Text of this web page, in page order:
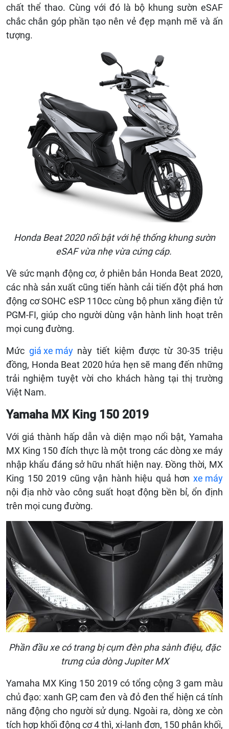
chất thể thao. Cùng với đó là bộ khung sườn eSAF
chắc chắn góp phần tạo nên vẻ đẹp mạnh mẽ và ấn
tượng.
Honda Beat 2020 nổi bật với hệ thống khung sườn
eSAF vừa nhẹ vừa cứng cáp.
Về sức mạnh động cơ, ở phiên bản Honda Beat 2020,
các nhà sản xuất cũng tiến hành cải tiến đột phá hơn
động cơSOHC eSP 110cc cùng bộ phun xăng điện tử
PGM-FI, giúp cho người dùng vận hành linh hoạt trên
mọi cung đường.
Mức giá xe máynày tiết kiệm được từ 30-35 triệu
đồng, Honda Beat 2020 hứa hẹn sẽ mang đến những
trải nghiệm tuyệt vời cho khách hàng tại thị trường
Việt Nam.
Yamaha MX King 150 2019
Với giá thành hấp dẫn và diện mạo nổi bật, Yamaha
MX King 150 đích thực là một trong các dòng xe máy
nhập khẩu đáng sở hữu nhất hiện nay. Đồng thời, MX
King 150 2019 cũng vận hành hiệu quả hơn xe máy
nội địa nhờ vào công suất hoạt động bền bỉ, ổn định
trên mọi cung đường.
Phần đầu xe có trang bị cụm đèn pha sành điệu, đặc
trưng của dòng Jupiter MX
Yamaha MX King 150 2019 có tổng cộng 3 gam màu
chủ đạo: xanh GP, cam đen và đỏ đen thể hiện cá tính
năng động cho người sử dụng. Ngoài ra, dòng xe còn
tích hợp khối động cơ 4 thì, xi-lanh đơn, 150 phân khối,